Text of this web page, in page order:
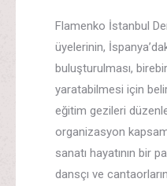
Flamenko İstanbul
üyelerinin,
buluşturulması,
yaratabilmesi için
eğitim gezileri
organizasyon
sanatı hayatının bir
dansçı ve